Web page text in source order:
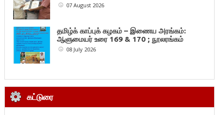
07 August 2026
தமிழ்க் காப்புக் கழகம் – இணைய அரங்கம்:
ஆளுமையர் உரை 169 & 170 ; நூலரங்கம்
08 July 2026
கட்டுரை